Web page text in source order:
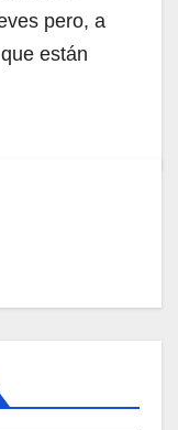
pero, a
están